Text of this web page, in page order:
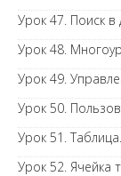
Урок 47. Поиск в
Урок 48.
Урок 49.
Урок 50.
Урок 51.
Урок 52. Ячейка